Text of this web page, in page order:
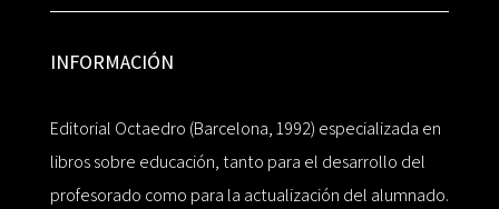
INFORMACIÓN
Editorial Octaedro (Barcelona, 1992) especializada en
libros sobre educación, tanto para el desarrollo del
profesorado como para la actualización del alumnado.